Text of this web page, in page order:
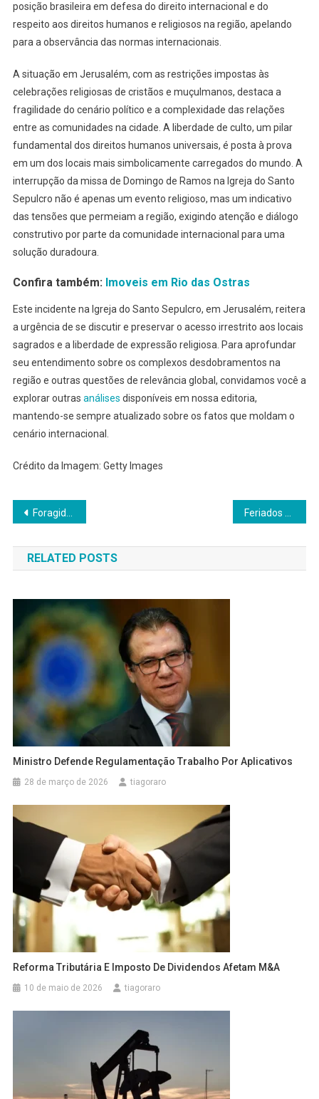
posição brasileira em defesa do direito internacional e do
respeito aos direitos humanos e religiosos na região, apelando
para a observância das normas internacionais.
A situação em Jerusalém, com as restrições impostas às
celebrações religiosas de cristãos e muçulmanos, destaca a
fragilidade do cenário político e a complexidade das relações
entre as comunidades na cidade. A liberdade de culto, um pilar
fundamental dos direitos humanos universais, é posta à prova
em um dos locais mais simbolicamente carregados do mundo. A
interrupção da missa de Domingo de Ramos na Igreja do Santo
Sepulcro não é apenas um evento religioso, mas um indicativo
das tensões que permeiam a região, exigindo atenção e diálogo
construtivo por parte da comunidade internacional para uma
solução duradoura.
Confira também: Imoveis em Rio das Ostras
Este incidente na Igreja do Santo Sepulcro, em Jerusalém, reitera
a urgência de se discutir e preservar o acesso irrestrito aos locais
sagrados e a liberdade de expressão religiosa. Para aprofundar
seu entendimento sobre os complexos desdobramentos na
região e outras questões de relevância global, convidamos você a
explorar outras análises disponíveis em nossa editoria,
mantendo-se sempre atualizado sobre os fatos que moldam o
cenário internacional.
Crédito da Imagem: Getty Images
Navegação
de
Post
Foragido do 8 de Janeiro morre na Argentina aos 64 anos
RELATED POSTS
Ministro Defende Regulamentação Trabalho Por Aplicativos
28 de março de 2026 tiagoraro
Reforma Tributária E Imposto De Dividendos Afetam M&A
10 de maio de 2026 tiagoraro